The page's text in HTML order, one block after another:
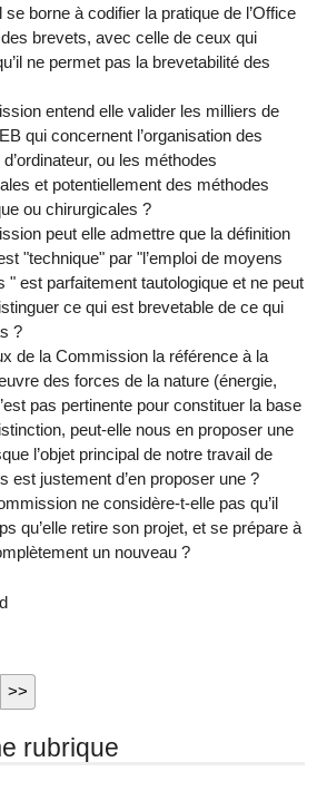
se borne à codifier la pratique de l’Office
brevets, avec celle de ceux qui
ne permet pas la brevetabilité des
entend elle valider les milliers de
qui concernent l’organisation des
ou les méthodes
et potentiellement des méthodes
ou chirurgicales ?
peut elle admettre que la définition
"technique" par "l’emploi de moyens
" est parfaitement tautologique et ne peut
ce qui est brevetable de ce qui
?
de la Commission la référence à la
des forces de la nature (énergie,
pas pertinente pour constituer la base
peut-elle nous en proposer une
l’objet principal de notre travail de
est justement d’en proposer une ?
ne considère-t-elle pas qu’il
qu’elle retire son projet, et se prépare à
un nouveau ?
rubrique